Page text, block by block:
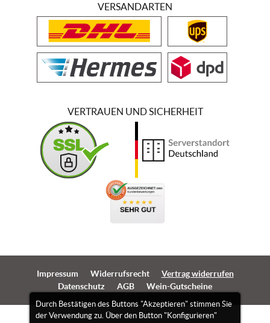
Durch Bestätigen des Buttons "Akzeptieren" stimmen Sie
der Verwendung zu. Über den Button "Konfigurieren"
VERSANDARTEN
VERTRAUEN UND SICHERHEIT
Impressum Widerrufsrecht
Vertrag widerrufen
Datenschutz
AGB Wein-Gutscheine